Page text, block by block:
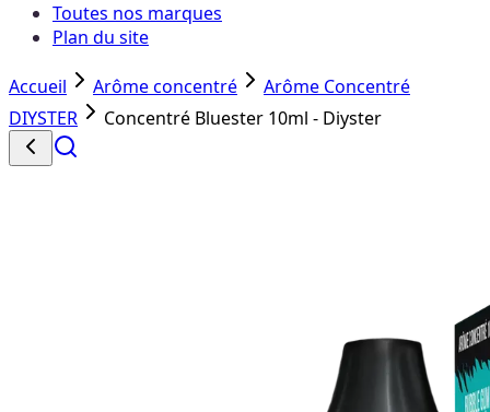
Toutes nos marques
Plan du site
Accueil Arôme concentré
Arôme Concentré
DIYSTER
Concentré Bluester 10ml - Diyster